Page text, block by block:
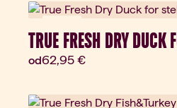
TRUE FRESH DRY DUCK
odAktuálna cena:
62,95 €